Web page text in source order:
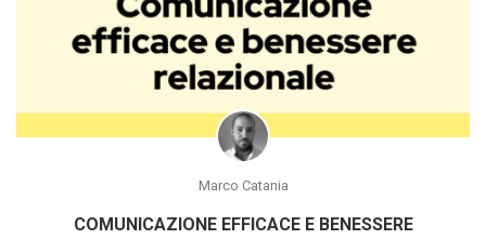
Marco Catania
COMUNICAZIONE EFFICACE E BENESSERE